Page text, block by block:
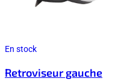
En stock
Retroviseur gauche